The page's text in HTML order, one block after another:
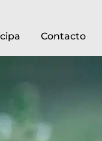
Contacto